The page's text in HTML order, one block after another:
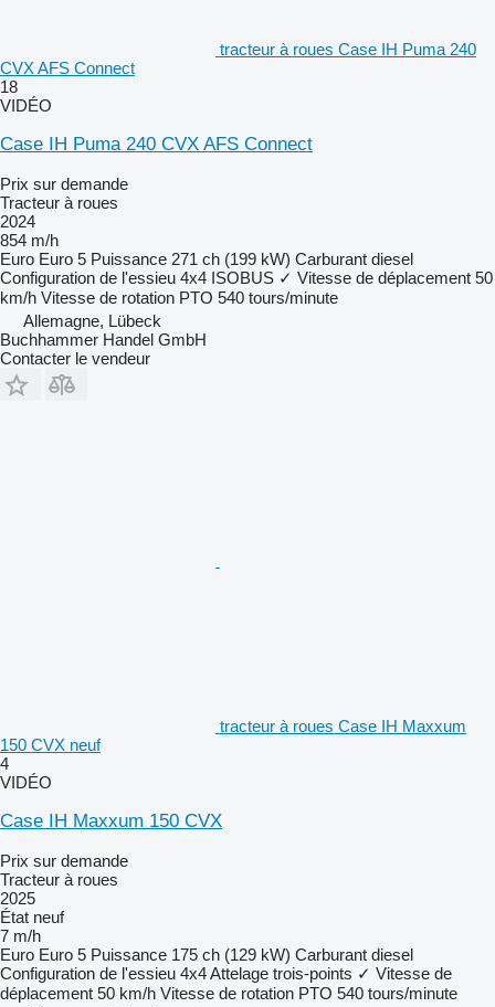
tracteur à roues Case IH Puma 240
CVX AFS Connect
18
VIDÉO
Case IH Puma 240 CVX AFS Connect
Prix sur demande
Tracteur à roues
2024
854 m/h
Euro Euro 5 Puissance 271 ch (199 kW) Carburant diesel
Configuration de l'essieu 4x4 ISOBUS ✓ Vitesse de déplacement 50
km/h Vitesse de rotation PTO 540 tours/minute
Allemagne, Lübeck
Buchhammer Handel GmbH
Contacter le vendeur
tracteur à roues Case IH Maxxum
150 CVX neuf
4
VIDÉO
Case IH Maxxum 150 CVX
Prix sur demande
Tracteur à roues
2025
État neuf
7 m/h
Euro Euro 5 Puissance 175 ch (129 kW) Carburant diesel
Configuration de l'essieu 4x4Attelage trois-points ✓ Vitesse de
déplacement 50 km/h Vitesse de rotation PTO 540 tours/minute